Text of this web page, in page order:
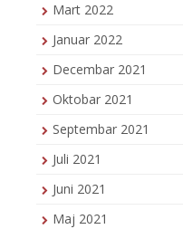
Mart 2022
Januar 2022
Decembar 2021
Oktobar 2021
Septembar 2021
Juli 2021
Juni 2021
Maj 2021